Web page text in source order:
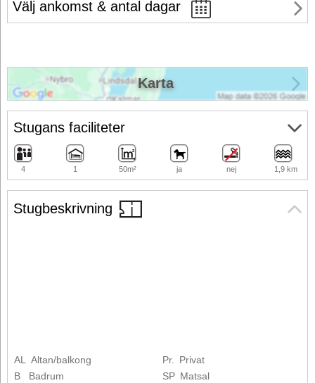
Välj ankomst & antal dagar
Stugbeskrivning
AL Altan/balkong
B
Badrum
Pr. Privat
SP Matsal
Stugans faciliteter
4 1 50m² ja nej 1,9 km
Karta